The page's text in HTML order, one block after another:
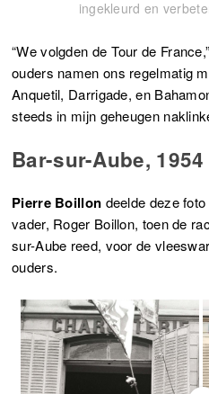
ingekleurd en
“We volgden de Tour de
ouders namen ons regelmatig
Anquetil, Darrigade, en
steeds in mijn geheugen
Bar-sur-Aube, 1954
Pierre Boillon deelde deze
vader, Roger Boillon, toen de
sur-Aube reed, voor de
ouders.